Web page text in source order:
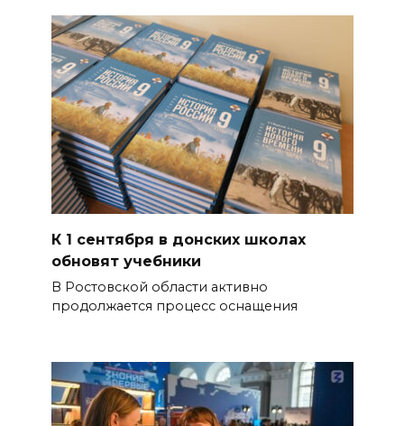
К 1 сентября в донских школах
обновят учебники
В Ростовской области активно
продолжается процесс оснащения